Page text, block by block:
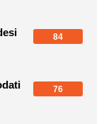
84
76